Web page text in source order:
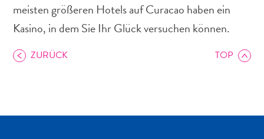
meisten größeren Hotels auf Curacao haben ein
Kasino, in dem Sie Ihr Glück versuchen können.
TOP
ZURÜCK